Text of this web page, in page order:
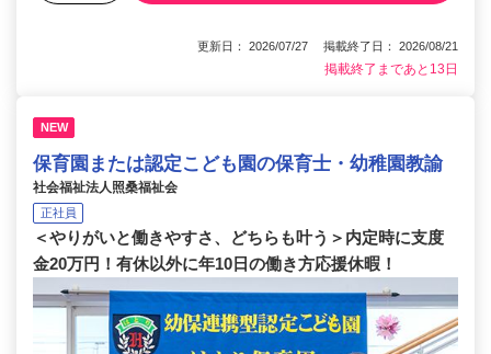
更新日： 2026/07/27 掲載終了日： 2026/08/21
掲載終了まであと13日
NEW
保育園または認定こども園の保育士・幼稚園教諭
社会福祉法人照桑福祉会
正社員
＜やりがいと働きやすさ、どちらも叶う＞内定時に支度
金20万円！有休以外に年10日の働き方応援休暇！